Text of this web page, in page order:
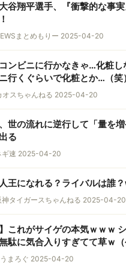
大谷翔平選手、『衝撃的な事
まとめもりー 2025-04-20
ンビニに行かなきゃ…化粧
ニ行くぐらいで化粧とか…（
オスちゃんねる 2025-04-20
世の流れに逆行して「量を
る
ギ速 2025-04-20
王になれる？ライバルは誰
神タイガースちゃんねる 2025-04-20
】これがサイゲの本気ｗｗｗ
駄に気合入りすぎてて草ｗ（
うまろぐ 2025-04-20